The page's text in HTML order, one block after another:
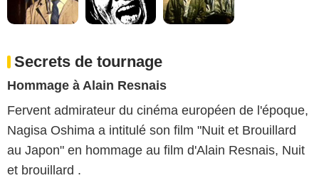
Secrets de tournage
Hommage à Alain Resnais
Fervent admirateur du cinéma européen de l'époque,
Nagisa Oshima a intitulé son film "Nuit et Brouillard
au Japon" en hommage au film d'Alain Resnais, Nuit
et brouillard .